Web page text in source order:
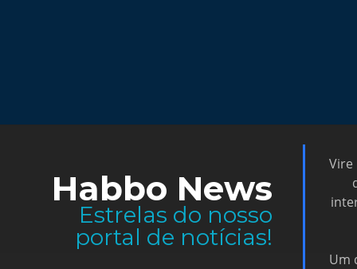
Habbo News
Estrelas do nosso
portal de notícias!
Vire
Um